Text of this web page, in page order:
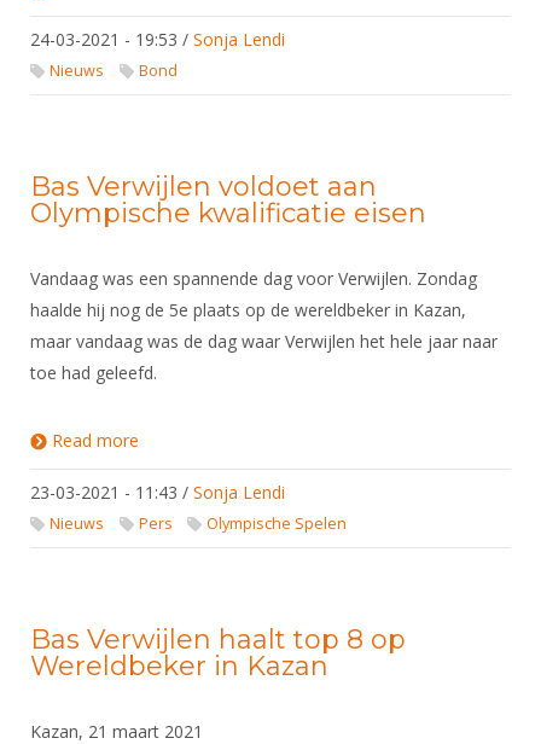
24-03-2021 - 19:53 / Sonja Lendi
Nieuws Bond
Bas Verwijlen voldoet aan
Olympische kwalificatie eisen
Vandaag was een spannende dag voor Verwijlen. Zondag
haalde hij nog de 5e plaats op de wereldbeker in Kazan,
maar vandaag was de dag waar Verwijlen het hele jaar naar
toe had geleefd.
Read more
23-03-2021 - 11:43 / Sonja Lendi
Nieuws Pers Olympische Spelen
Bas Verwijlen haalt top 8 op
Wereldbeker in Kazan
Kazan, 21 maart 2021